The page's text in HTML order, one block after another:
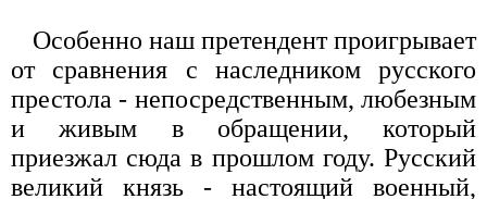
Особенно наш претендент проигрывает
от сравнения с наследником русского
престола - непосредственным, любезным
и живым в обращении, который
приезжал сюда в прошлом году. Русский
великий князь - настоящий военный,